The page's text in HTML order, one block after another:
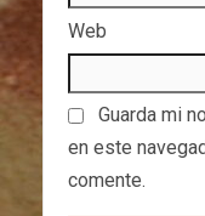
Web
Guarda mi
en este
comente.